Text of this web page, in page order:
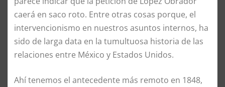
caerá en saco roto. Entre otras cosas porque, el
intervencionismo en nuestros asuntos internos, ha
sido de larga data en la tumultuosa historia de las
relaciones entre México y Estados Unidos.
Ahí tenemos el antecedente más remoto en 1848,